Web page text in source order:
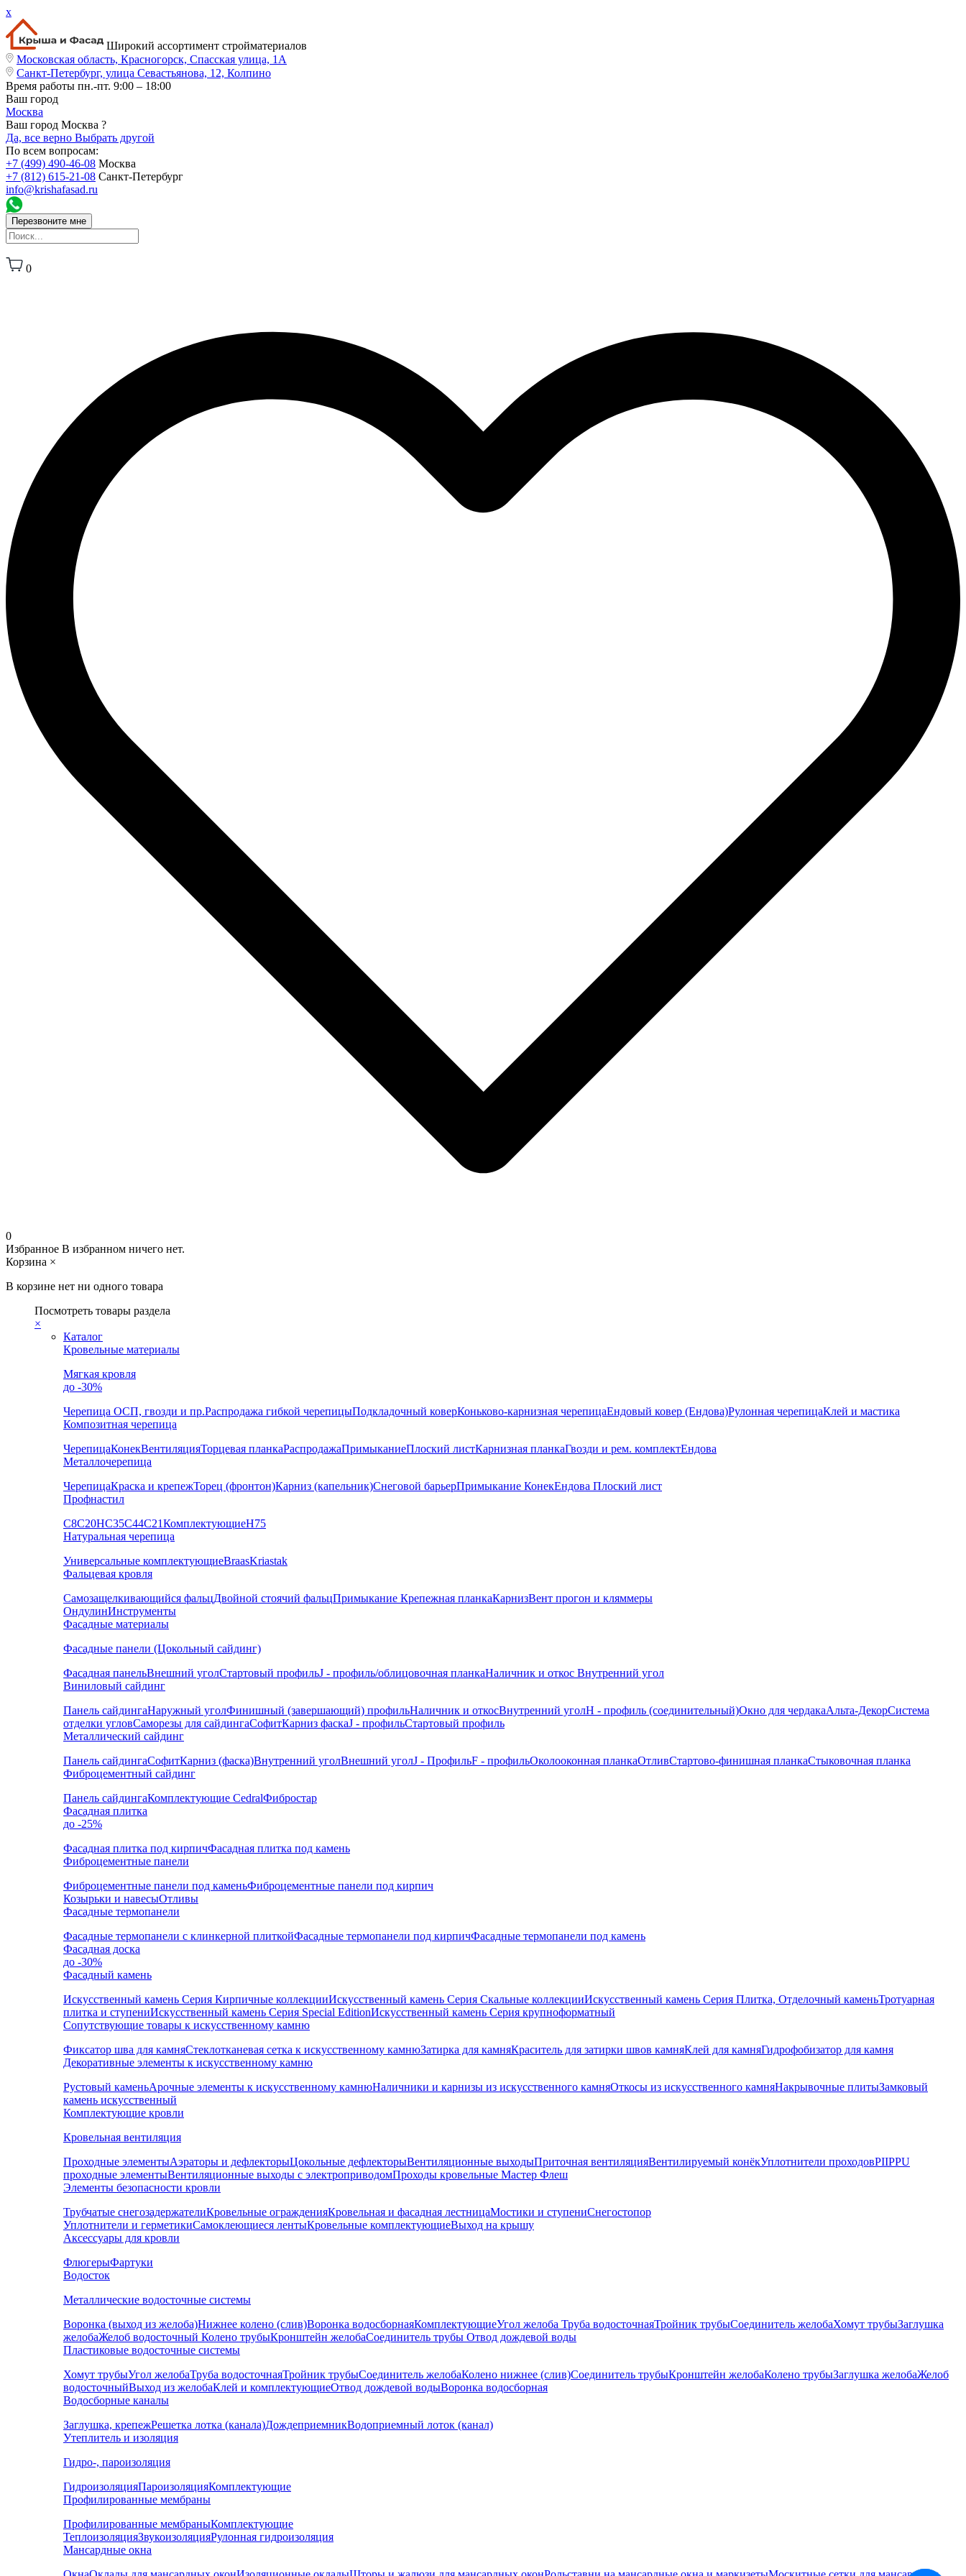
x
Широкий ассортимент стройматериалов
Московская область, Красногорск, Спасская улица, 1А
Санкт-Петербург, улица Севастьянова, 12, Колпино
Время работы пн.-пт. 9:00 – 18:00
Ваш город
Москва
Ваш город Москва ?
Да, все верно Выбрать другой
По всем вопросам:
+7 (499) 490-46-08 Москва
+7 (812) 615-21-08 Санкт-Петербург
info@krishafasad.ru
Перезвоните мне
0
0
Избранное В избранном ничего нет.
Корзина ×
В корзине нет ни одного товара
Посмотреть товары раздела
×
Каталог
Кровельные материалы
Мягкая кровля
до -30%
Черепица ОСП, гвозди и пр.Распродажа гибкой черепицыПодкладочный коверКоньково-карнизная черепицаЕндовый ковер (Ендова)Рулонная черепицаКлей и мастика
Композитная черепица
ЧерепицаКонекВентиляцияТорцевая планкаРаспродажаПримыканиеПлоский листКарнизная планкаГвозди и рем. комплектЕндова
Металлочерепица
ЧерепицаКраска и крепежТорец (фронтон)Карниз (капельник)Снеговой барьерПримыкание КонекЕндова Плоский лист
Профнастил
С8С20НС35С44С21КомплектующиеН75
Натуральная черепица
Универсальные комплектующиеBraasKriastak
Фальцевая кровля
Самозащелкивающийся фальцДвойной стоячий фальцПримыкание Крепежная планкаКарнизВент прогон и кляммеры
ОндулинИнструменты
Фасадные материалы
Фасадные панели (Цокольный сайдинг)
Фасадная панельВнешний уголСтартовый профильJ - профиль/облицовочная планкаНаличник и откос Внутренний угол
Виниловый сайдинг
Панель сайдингаНаружный уголФинишный (завершающий) профильНаличник и откосВнутренний уголH - профиль (соединительный)Окно для чердакаАльта-ДекорСистема
отделки угловСаморезы для сайдингаСофитКарниз фаскаJ - профильСтартовый профиль
Металлический сайдинг
Панель сайдингаСофитКарниз (фаска)Внутренний уголВнешний уголJ - ПрофильF - профильОколооконная планкаОтливСтартово-финишная планкаСтыковочная планка
Фиброцементный сайдинг
Панель сайдингаКомплектующие CedralФибростар
Фасадная плитка
до -25%
Фасадная плитка под кирпичФасадная плитка под камень
Фиброцементные панели
Фиброцементные панели под каменьФиброцементные панели под кирпич
Козырьки и навесыОтливы
Фасадные термопанели
Фасадные термопанели с клинкерной плиткойФасадные термопанели под кирпичФасадные термопанели под камень
Фасадная доска
до -30%
Фасадный камень
Искусственный камень Серия Кирпичные коллекцииИскусственный камень Серия Скальные коллекцииИскусственный камень Серия Плитка, Отделочный каменьТротуарная
плитка и ступениИскусственный камень Серия Special EditionИскусственный камень Серия крупноформатный
Сопутствующие товары к искусственному камню
Фиксатор шва для камняСтеклотканевая сетка к искусственному камнюЗатирка для камняКраситель для затирки швов камняКлей для камняГидрофобизатор для камня
Декоративные элементы к искусственному камню
Рустовый каменьАрочные элементы к искусственному камнюНаличники и карнизы из искусственного камняОткосы из искусственного камняНакрывочные плитыЗамковый
камень искусственный
Комплектующие кровли
Кровельная вентиляция
Проходные элементыАэраторы и дефлекторыЦокольные дефлекторыВентиляционные выходыПриточная вентиляцияВентилируемый конёкУплотнители проходовPIIPPU
проходные элементыВентиляционные выходы с электроприводомПроходы кровельные Мастер Флеш
Элементы безопасности кровли
Трубчатые снегозадержателиКровельные огражденияКровельная и фасадная лестницаМостики и ступениСнегостопор
Уплотнители и герметикиСамоклеющиеся лентыКровельные комплектующиеВыход на крышу
Аксессуары для кровли
ФлюгерыФартуки
Водосток
Металлические водосточные системы
Воронка (выход из желоба)Нижнее колено (слив)Воронка водосборнаяКомплектующиеУгол желоба Труба водосточнаяТройник трубыСоединитель желобаХомут трубыЗаглушка
желобаЖелоб водосточный Колено трубыКронштейн желобаСоединитель трубы Отвод дождевой воды
Пластиковые водосточные системы
Хомут трубыУгол желобаТруба водосточнаяТройник трубыСоединитель желобаКолено нижнее (слив)Соединитель трубыКронштейн желобаКолено трубыЗаглушка желобаЖелоб
водосточныйВыход из желобаКлей и комплектующиеОтвод дождевой водыВоронка водосборная
Водосборные каналы
Заглушка, крепежРешетка лотка (канала)ДождеприемникВодоприемный лоток (канал)
Утеплитель и изоляция
Гидро-, пароизоляция
ГидроизоляцияПароизоляцияКомплектующие
Профилированные мембраны
Профилированные мембраныКомплектующие
ТеплоизоляцияЗвукоизоляцияРулонная гидроизоляция
Мансардные окна